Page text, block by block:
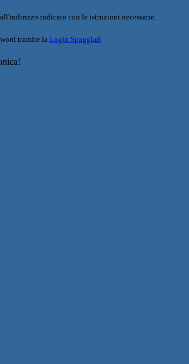
indicato con le istruzioni necessarie.
tramite la Login Spaggiari